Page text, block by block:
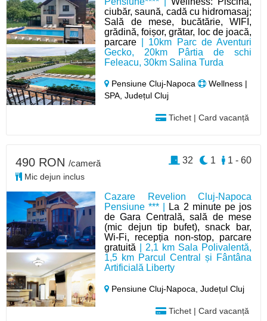
ciubăr, saună, cadă cu hidromasaj;
Sală de mese, bucătărie, WIFI,
grădină, foișor, grătar, loc de joacă,
parcare | 10km Parc de Aventuri
Gecko, 20km Pârtia de schi
Feleacu, 30km Salina Turda
Pensiune Cluj-Napoca
Wellness |
SPA, Județul Cluj
Tichet | Card vacanță
Cazare Revelion Cluj-Napoca
Pensiune *** |
La 2 minute pe jos
de Gara Centrală, sală de mese
(mic dejun tip bufet), snack bar,
Wi-Fi, recepția non-stop, parcare
gratuită | 2,1 km Sala Polivalentă,
1,5 km Parcul Central și Fântâna
Artificială Liberty
Pensiune Cluj-Napoca,Județul Cluj
Tichet | Card vacanță
490 RON /cameră
Mic dejun inclus
1 - 60
1
32